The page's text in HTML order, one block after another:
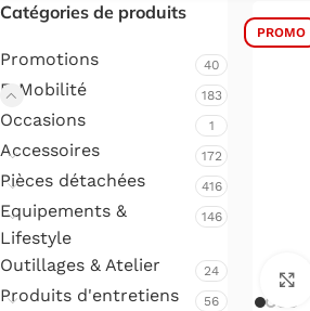
Catégories de produits
Promotions 40
E-Mobilité 183
Occasions 1
Accessoires 172
Pièces détachées 416
Equipements &
Lifestyle
146
Outillages & Atelier 24
Produits d'entretiens 56
PROMO